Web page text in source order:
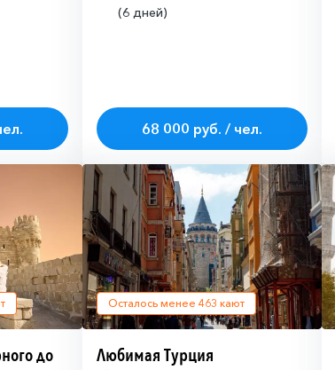
(6 дней)
68 000 руб. / чел.
до
Осталось менее 463 кают
Любимая Турция